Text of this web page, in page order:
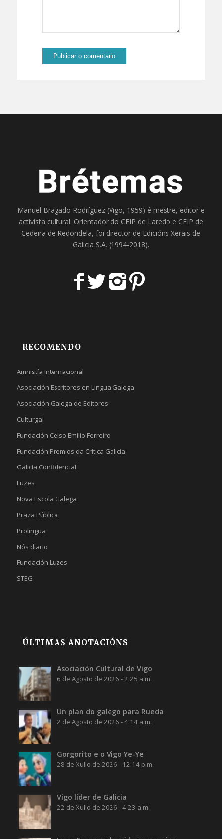
Manuel Bragado Rodríguez (Vigo, 1959) é mestre, editor e
activista cultural. Orientador do CEIP de Laredo e CEIP de
Cedeira de Redondela, foi director de Edicións Xerais de
Galicia S.A. (1994-2018).
RECOMENDO
Amnistía Internacional
Asociación Escritores en Lingua Galega
Asociación Galega de Editores
Culturgal
Fundación Celso Emilio Ferreiro
Fundación Premios da Crítica Galicia
Galicia Confidencial
Luzes
Nova Escola Galega
Praza Pública
Prolingua
Nós diario
Fundación Luzes
STEG
ÚLTIMAS ANOTACIÓNS
Asociación Cultural de Vigo
6 de Agosto de 2026 - 2:25 a.m.
Un plan do galego para Rueda
2 de Agosto de 2026 - 4:14 a.m.
Gorgorito e o Vigo Ye-Ye
28 de Xullo de 2026 - 12:14 p.m.
Vigo líder de Galicia
22 de Xullo de 2026 - 4:23 a.m.